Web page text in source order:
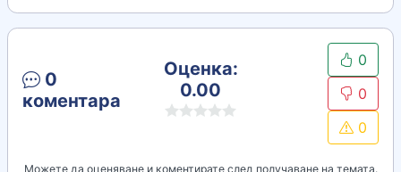
0
коментара
Оценка:
0.00
0
0
0
Можете да оценяване и коментирате след получаване на темата.